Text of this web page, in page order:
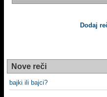
Dodaj
Nove reči
bajki ili bajci?